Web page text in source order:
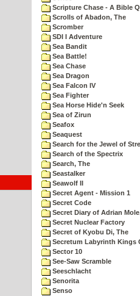
Scripture Chase - A Bible
Scrolls of Abadon, The
Scromber
SDI I Adventure
Sea Bandit
Sea Battle!
Sea Chase
Sea Dragon
Sea Falcon IV
Sea Fighter
Sea Horse Hide'n Seek
Sea of Zirun
Seafox
Seaquest
Search for the Jewel of
Search of the Spectrix
Search, The
Seastalker
Seawolf II
Secret Agent - Mission 1
Secret Code
Secret Diary of Adrian
Secret Nuclear Factory
Secret of Kyobu Di, The
Secretum Labyrinth Kings
Sector 10
See-Saw Scramble
Seeschlacht
Senorita
Senso